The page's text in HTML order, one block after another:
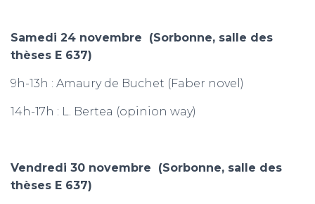
Samedi 24 novembre
(Sorbonne, salle des
thèses E 637)
9h-13h : Amaury de Buchet (Faber novel)
14h-17h : L. Bertea (opinion way)
Vendredi 30 novembre
(Sorbonne, salle des
thèses E 637)